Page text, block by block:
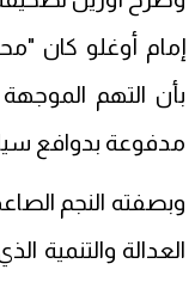
إمام أوغلو كان
بأن التهم
مدفوعة بدوافع
وبصفته النجم
العدالة والتنمية